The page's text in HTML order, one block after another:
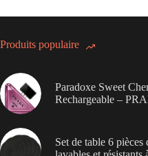
Produits populaire
Paradoxe Sweet
Rechargeable –
Set de table 6